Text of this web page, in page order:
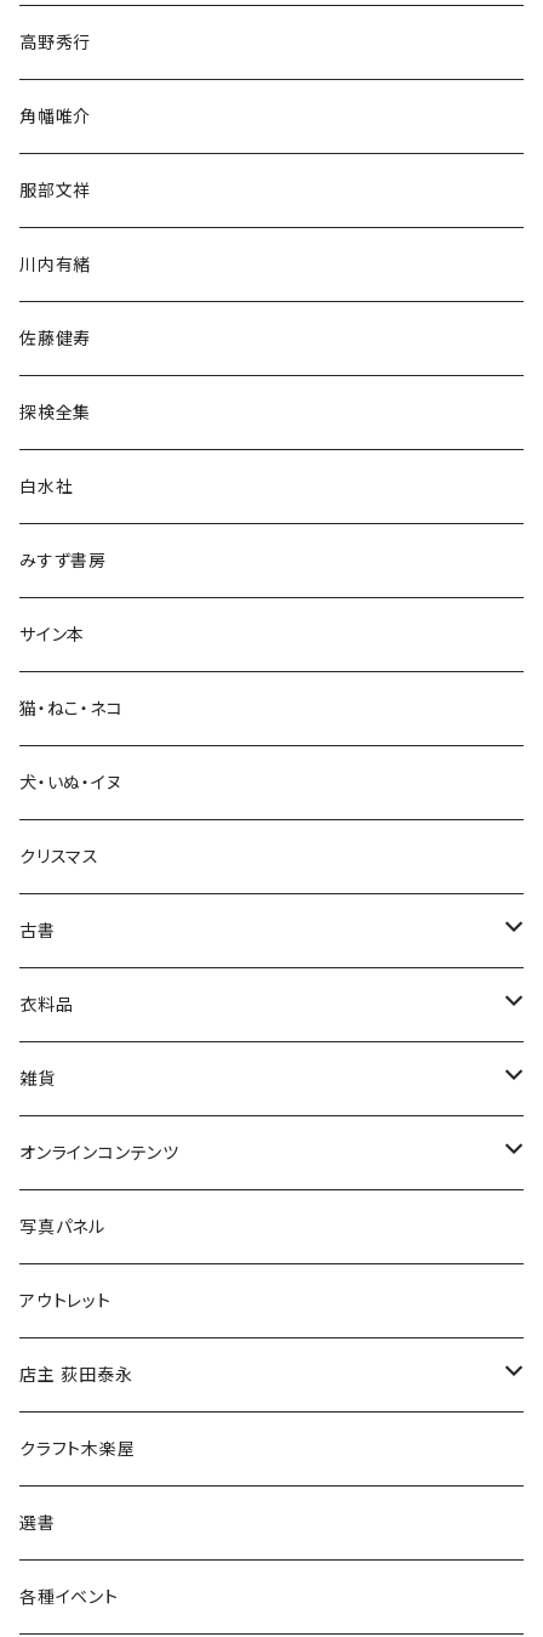
随筆・ノンフィクション・その他
民族・風習
言語・ことば
生活・暮らし
芸術・絵画・写真
絵本・児童書
娯楽・エンターテインメント
高野秀行
角幡唯介
服部文祥
川内有緒
佐藤健寿
探検全集
白水社
みすず書房
サイン本
猫・ねこ・ネコ
犬・いぬ・イヌ
クリスマス
古書
古書セット
美術
衣料品
POLEWARDS
Tシャツ
雑貨
バッグ
ブックカバー
マグカップ
傘
食料品
その他
オンラインコンテンツ
冒険クロストーク
写真パネル
アウトレット
店主 荻田泰永
書籍
ウェア
クラフト木楽屋
選書
各種イベント